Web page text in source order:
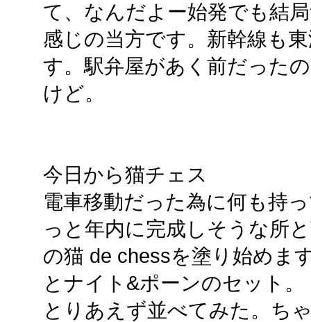
て、なんだよー始発でも結
感じの当方です。新幹線も
す。駅弁屋があく前だった
けど。
今日から猫チェス
電車移動だった為に何も持
っと年内に完成しそうな所
の猫 de chessを塗り始めま
とナイト&ポーンのセット。
とりあえず並べてみた。ち